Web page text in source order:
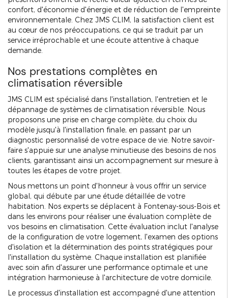
confort, d'économie d'énergie et de réduction de l'empreinte
environnementale. Chez JMS CLIM, la satisfaction client est
au cœur de nos préoccupations, ce qui se traduit par un
service irréprochable et une écoute attentive à chaque
demande.
Nos prestations complètes en
climatisation réversible
JMS CLIM est spécialisé dans l'installation, l'entretien et le
dépannage de systèmes de climatisation réversible. Nous
proposons une prise en charge complète, du choix du
modèle jusqu'à l'installation finale, en passant par un
diagnostic personnalisé de votre espace de vie. Notre savoir-
faire s'appuie sur une analyse minutieuse des besoins de nos
clients, garantissant ainsi un accompagnement sur mesure à
toutes les étapes de votre projet.
Nous mettons un point d'honneur à vous offrir un service
global, qui débute par une étude détaillée de votre
habitation. Nos experts se déplacent à Fontenay-sous-Bois et
dans les environs pour réaliser une évaluation complète de
vos besoins en climatisation. Cette évaluation inclut l'analyse
de la configuration de votre logement, l'examen des options
d'isolation et la détermination des points stratégiques pour
l'installation du système. Chaque installation est planifiée
avec soin afin d'assurer une performance optimale et une
intégration harmonieuse à l'architecture de votre domicile.
Le processus d'installation est accompagné d'une attention